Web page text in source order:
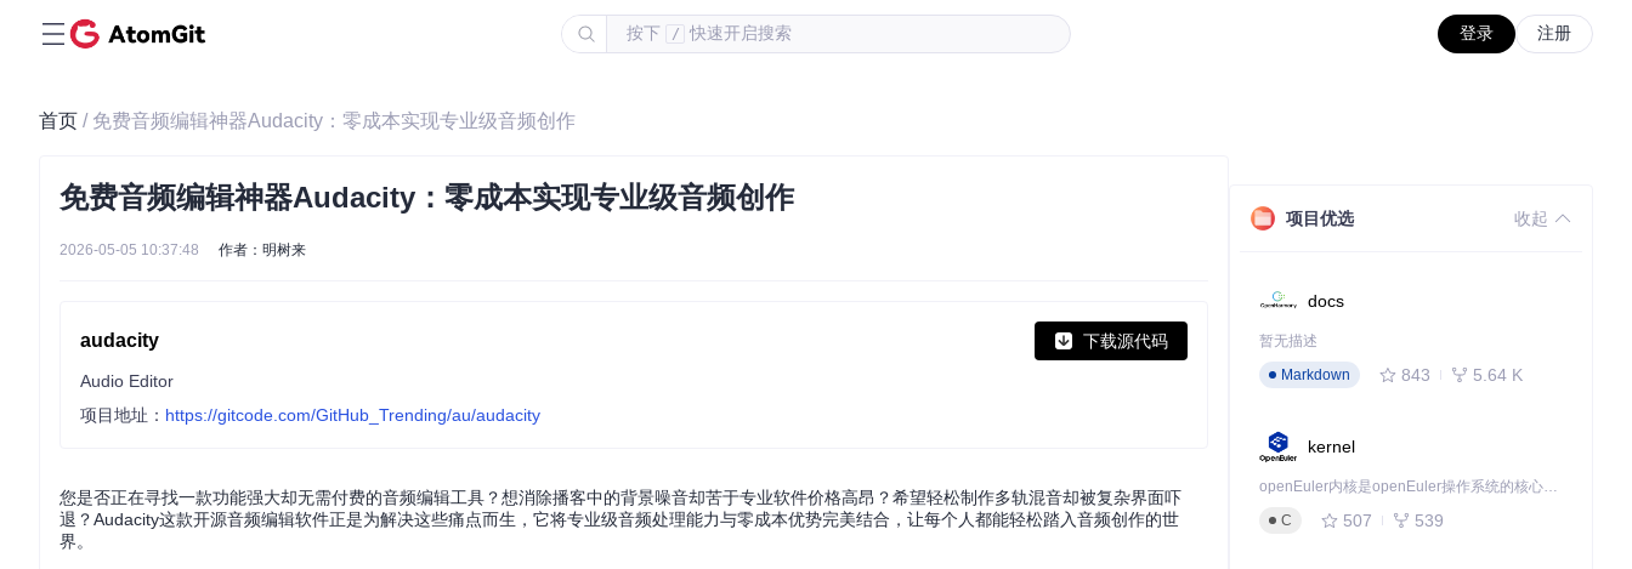
按下 / 快速开启搜索 登录 注册
首页 / 免费音频编辑神器Audacity：零成本实现专业级音频创作
免费音频编辑神器Audacity：零成本实现专业级音频创作
2026-05-05 10:37:48 作者：明树来
audacity 下载源代码
Audio Editor
项目地址： https://gitcode.com/GitHub_Trending/au/audacity
您是否正在寻找一款功能强大却无需付费的音频编辑工具？想消除播客中的背景噪音却苦于专业软件价格高昂？希望轻松制作多轨混音却被复杂界面吓
退？Audacity这款开源音频编辑软件正是为解决这些痛点而生，它将专业级音频处理能力与零成本优势完美结合，让每个人都能轻松踏入音频创作的世
界。
项目优选 收起
docs
暂无描述
Markdown
843 5.64 K
kernel
openEuler内核是openEuler操作系统的核心，既是系统性能与稳定性的基石，也是连接处理器、设备与服务的桥梁。
C
507 539